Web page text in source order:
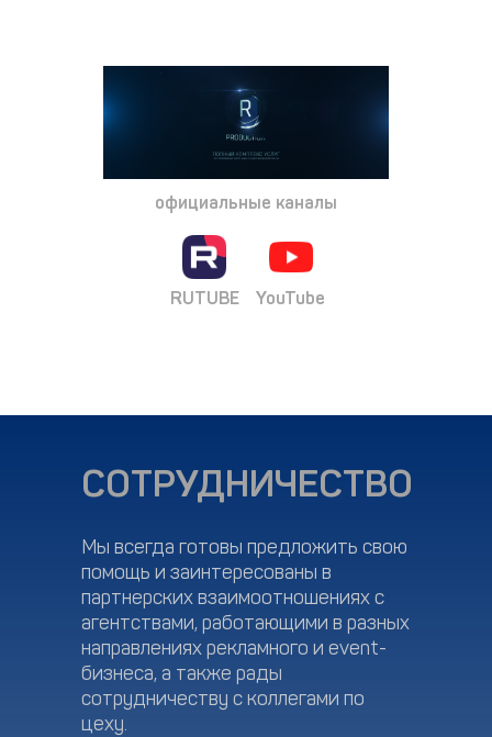
официальные каналы
YouTube
RUTUBE
Мы всегда готовы предложить свою
помощь и заинтересованы в
партнерских взаимоотношениях с
агентствами, работающими в разных
направлениях рекламного и event-
бизнеса, а также рады
сотрудничеству с коллегами по
цеху.
СОТРУДНИЧЕСТВО